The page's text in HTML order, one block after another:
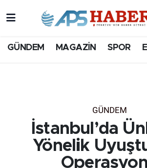
GÜNDEM MAGAZİN SPOR
GÜNDEM
İstanbul’da
Yönelik